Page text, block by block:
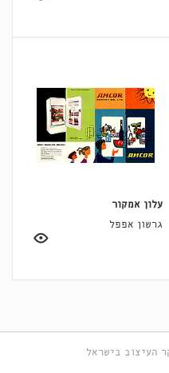
עלון אמקור
גרשון אפפל
העיצוב בישראל